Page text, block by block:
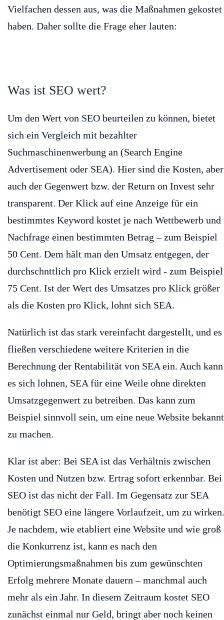
Vielfachen dessen aus, was die Maßnahmen gekostet
haben. Daher sollte die Frage eher lauten:
Was ist SEO wert?
Um den Wert von SEO beurteilen zu können, bietet
sich ein Vergleich mit bezahlter
Suchmaschinenwerbung an (Search Engine
Advertisement oder SEA). Hier sind die Kosten, aber
auch der Gegenwert bzw. der Return on Invest sehr
transparent. Der Klick auf eine Anzeige für ein
bestimmtes Keyword kostet je nach Wettbewerb und
Nachfrage einen bestimmten Betrag – zum Beispiel
50 Cent. Dem hält man den Umsatz entgegen, der
durchschnttlich pro Klick erzielt wird - zum Beispiel
75 Cent. Ist der Wert des Umsatzes pro Klick größer
als die Kosten pro Klick, lohnt sich SEA.
Natürlich ist das stark vereinfacht dargestellt, und es
fließen verschiedene weitere Kriterien in die
Berechnung der Rentabilität von SEA ein. Auch kann
es sich lohnen, SEA für eine Weile ohne direkten
Umsatzgegenwert zu betreiben. Das kann zum
Beispiel sinnvoll sein, um eine neue Website bekannt
zu machen.
Klar ist aber: Bei SEA ist das Verhältnis zwischen
Kosten und Nutzen bzw. Ertrag sofort erkennbar. Bei
SEO ist das nicht der Fall. Im Gegensatz zur SEA
benötigt SEO eine längere Vorlaufzeit, um zu wirken.
Je nachdem, wie etabliert eine Website und wie groß
die Konkurrenz ist, kann es nach den
Optimierungsmaßnahmen bis zum gewünschten
Erfolg mehrere Monate dauern – manchmal auch
mehr als ein Jahr. In diesem Zeitraum kostet SEO
zunächst einmal nur Geld, bringt aber noch keinen